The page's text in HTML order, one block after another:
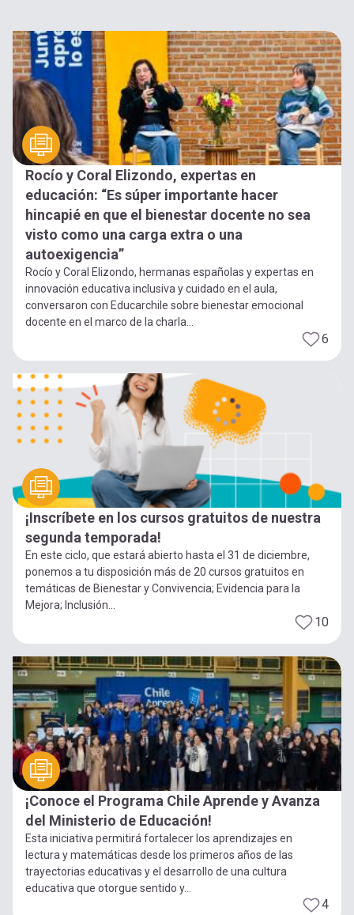
Rocío y Coral Elizondo, expertas en
educación: “Es súper importante hacer
hincapié en que el bienestar docente no sea
visto como una carga extra o una
autoexigencia”
Rocío y Coral Elizondo, hermanas españolas y expertas en
innovación educativa inclusiva y cuidado en el aula,
conversaron con Educarchile sobre bienestar emocional
docente en el marco de la charla...
6
¡Inscríbete en los cursos gratuitos de nuestra
segunda temporada!
En este ciclo, que estará abierto hasta el 31 de diciembre,
ponemos a tu disposición más de 20 cursos gratuitos en
temáticas de Bienestar y Convivencia; Evidencia para la
Mejora; Inclusión...
10
¡Conoce el Programa Chile Aprende y Avanza
del Ministerio de Educación!
Esta iniciativa permitirá fortalecer los aprendizajes en
lectura y matemáticas desde los primeros años de las
trayectorias educativas y el desarrollo de una cultura
educativa que otorgue sentido y...
4